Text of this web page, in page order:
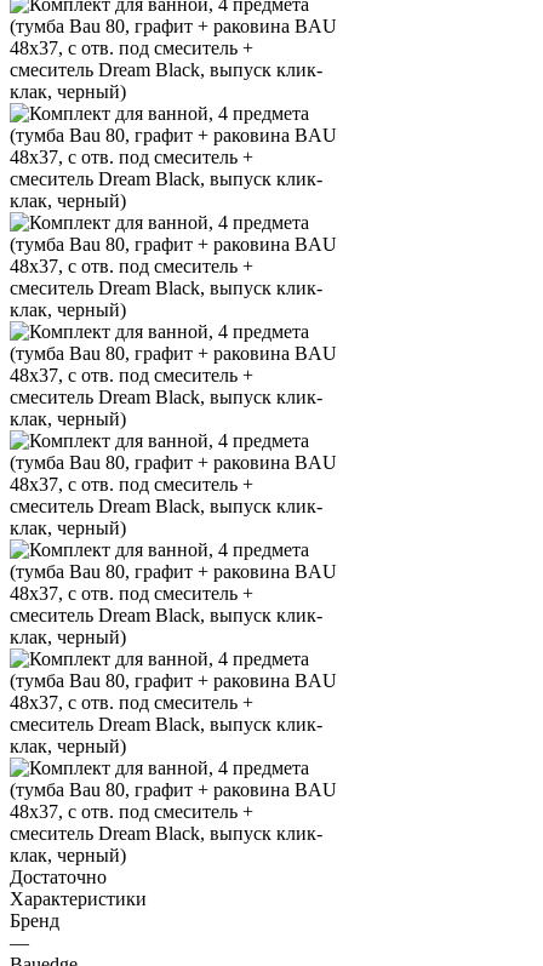
Достаточно
Характеристики
Бренд
—